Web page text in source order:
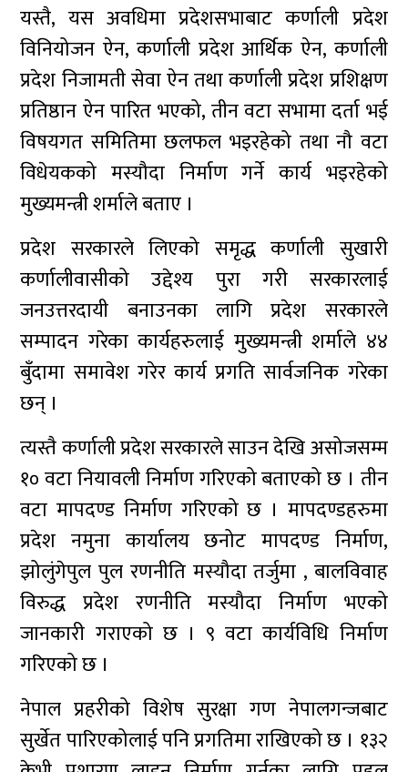
यस्तै, यस अवधिमा प्रदेशसभाबाट कर्णाली प्रदेश
विनियोजन ऐन, कर्णाली प्रदेश आर्थिक ऐन, कर्णाली
प्रदेश निजामती सेवा ऐन तथा कर्णाली प्रदेश प्रशिक्षण
प्रतिष्ठान ऐन पारित भएको, तीन वटा सभामा दर्ता भई
विषयगत समितिमा छलफल भइरहेको तथा नौ वटा
विधेयकको मस्यौदा निर्माण गर्ने कार्य भइरहेको
मुख्यमन्त्री शर्माले बताए ।
प्रदेश सरकारले लिएको समृद्ध कर्णाली सुखारी
कर्णालीवासीको उद्देश्य पुरा गरी सरकारलाई
जनउत्तरदायी बनाउनका लागि प्रदेश सरकारले
सम्पादन गरेका कार्यहरुलाई मुख्यमन्त्री शर्माले ४४
बुँदामा समावेश गरेर कार्य प्रगति सार्वजनिक गरेका
छन् ।
त्यस्तै कर्णाली प्रदेश सरकारले साउन देखि असोजसम्म
१० वटा नियावली निर्माण गरिएको बताएको छ । तीन
वटा मापदण्ड निर्माण गरिएको छ । मापदण्डहरुमा
प्रदेश नमुना कार्यालय छनोट मापदण्ड निर्माण,
झोलुंगेपुल पुल रणनीति मस्यौदा तर्जुमा , बालविवाह
विरुद्ध प्रदेश रणनीति मस्यौदा निर्माण भएको
जानकारी गराएको छ । ९ वटा कार्यविधि निर्माण
गरिएको छ ।
नेपाल प्रहरीको विशेष सुरक्षा गण नेपालगन्जबाट
सुर्खेत पारिएकोलाई पनि प्रगतिमा राखिएको छ । १३२